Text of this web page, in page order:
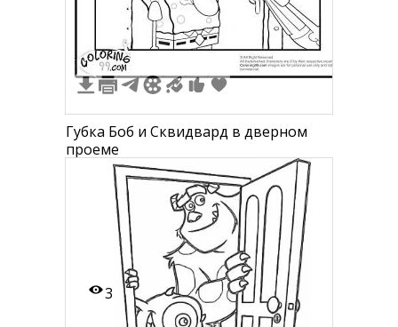
1
Губка Боб и Сквидвард в дверном
проеме
3